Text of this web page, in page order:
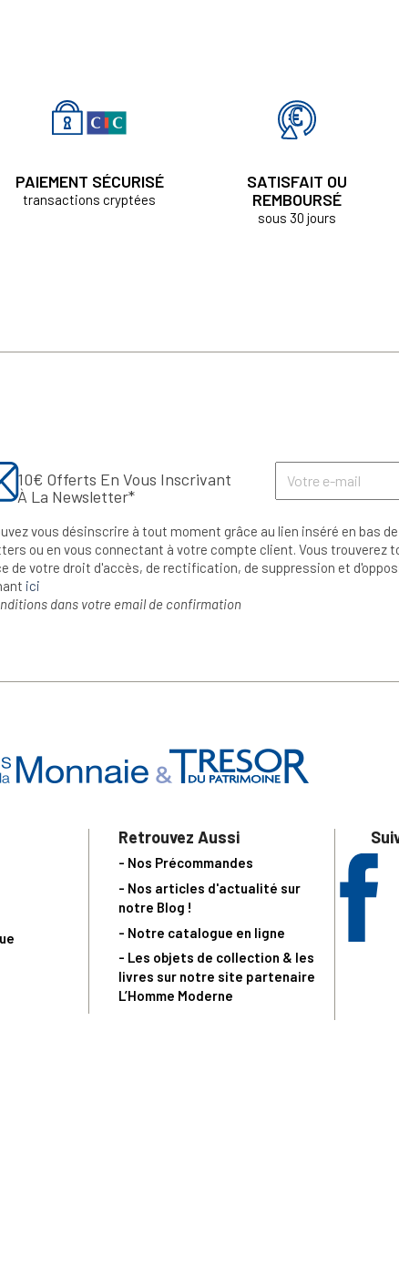
PAIEMENT SÉCURISÉ
transactions cryptées
SATISFAIT OU
REMBOURSÉ
sous 30 jours
10€ Offerts En Vous Inscrivant
À La Newsletter*
vous désinscrire à tout moment grâce au lien inséré en bas
ou en vous connectant à votre compte client. Vous trouverez
de votre droit d'accès, de rectification, de suppression et
ici
dans votre email de confirmation
Retrouvez Aussi
- Nos Précommandes
- Nos articles d'actualité sur
notre Blog !
- Notre catalogue en ligne
- Les objets de collection & les
livres sur notre site partenaire
L’Homme Moderne